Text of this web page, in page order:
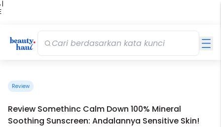
|
Review
Review Somethinc Calm Down 100% Mineral
Soothing Sunscreen: Andalannya Sensitive Skin!